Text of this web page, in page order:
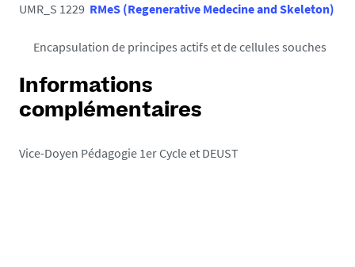
UMR_S 1229 RMeS (Regenerative Medecine and Skeleton)
Encapsulation de principes actifs et de cellules souches
Informations
complémentaires
Vice-Doyen Pédagogie 1er Cycle et DEUST